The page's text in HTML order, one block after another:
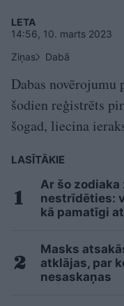
LETA
14:56, 10. marts 2023
Ziņas
Dabā
Dabas novērojumu
šodien reģistrēts
šogad, liecina
LASĪTĀKIE
Ar šo
nestrīdēties:
kā pamatīgi
Masks
atklājas, par
nesaskaņas